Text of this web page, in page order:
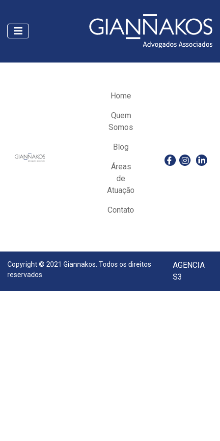
Home
Quem
Somos
Blog
Áreas
de
Atuação
Contato
Copyright © 2021 Giannakos. Todos os direitos
reservados
AGENCIA
S3